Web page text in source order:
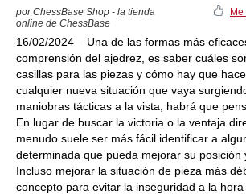
por ChessBase Shop - la tienda
online de ChessBase
16/02/2024 – Una de las formas más
comprensión del ajedrez, es saber cuáles
casillas para las piezas y cómo hay que
cualquier nueva situación que vaya
maniobras tácticas a la vista, habrá que
En lugar de buscar la victoria o la ventaja
menudo suele ser más fácil identificar a
determinada que pueda mejorar su posición
Incluso mejorar la situación de pieza más
concepto para evitar la inseguridad a la